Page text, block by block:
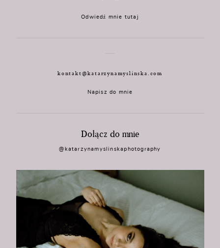
Odwiedź mnie tutaj
kontakt@katarzynamyslinska.com
Napisz do mnie
Dołącz do mnie
@katarzynamyslinskaphotography